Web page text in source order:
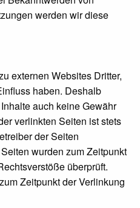
werden wir diese
externen Websites Dritter,
haben. Deshalb
auch keine Gewähr
verlinkten Seiten ist stets
der Seiten
wurden zum Zeitpunkt
überprüft.
Zeitpunkt der Verlinkung